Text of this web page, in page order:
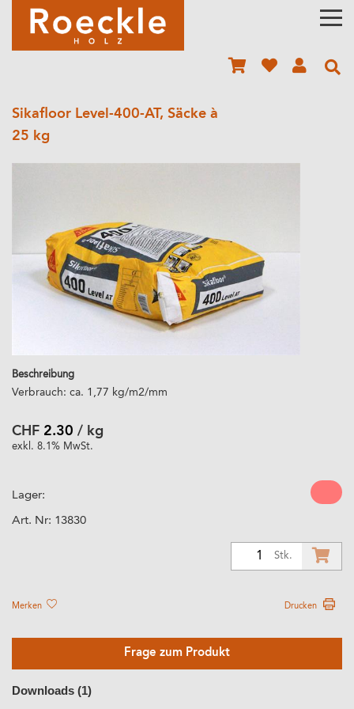
Sikafloor Level-400-AT, Säcke à
25 kg
Beschreibung
Verbrauch: ca. 1,77 kg/m2/mm
CHF 2.30 / kg
exkl. 8.1% MwSt.
Lager:
Art. Nr: 13830
Stk.
Merken Drucken
Frage zum Produkt
Downloads (1)